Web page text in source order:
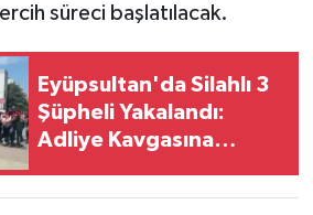
süreci başlatılacak.
Eyüpsultan'da Silahlı 3
Şüpheli Yakalandı:
Adliye Kavgasına